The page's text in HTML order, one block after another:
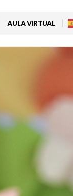
AULA VIRTUAL